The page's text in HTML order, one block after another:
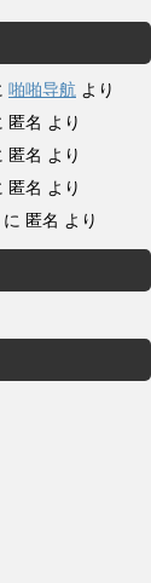
啪啪导航 より
匿名 より
匿名 より
匿名 より
に 匿名 より